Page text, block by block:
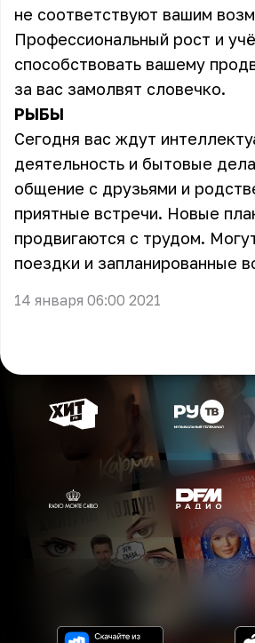
не соответствуют вашим
Профессиональный рост и
способствовать вашему
за вас замолвят словечко.
РЫБЫ
Сегодня вас ждут
деятельность и бытовые
общение с друзьями и
приятные встречи. Новые
продвигаются с трудом.
поездки и запланированные
14 января 06:00 2021